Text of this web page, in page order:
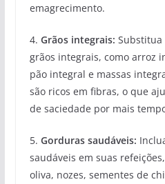
emagrecimento.
4. Grãos integrais:
grãos integrais, como arroz
pão integral e massas
são ricos em fibras, o que
de saciedade por mais
5. Gorduras saudáveis:
saudáveis em suas
oliva, nozes, sementes de